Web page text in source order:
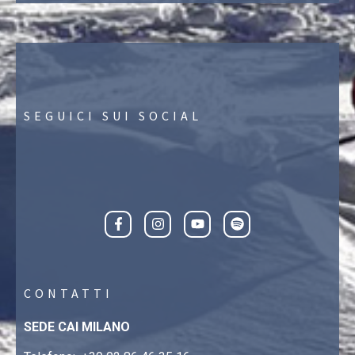
SEGUICI SUI SOCIAL
CONTATTI
SEDE CAI MILANO